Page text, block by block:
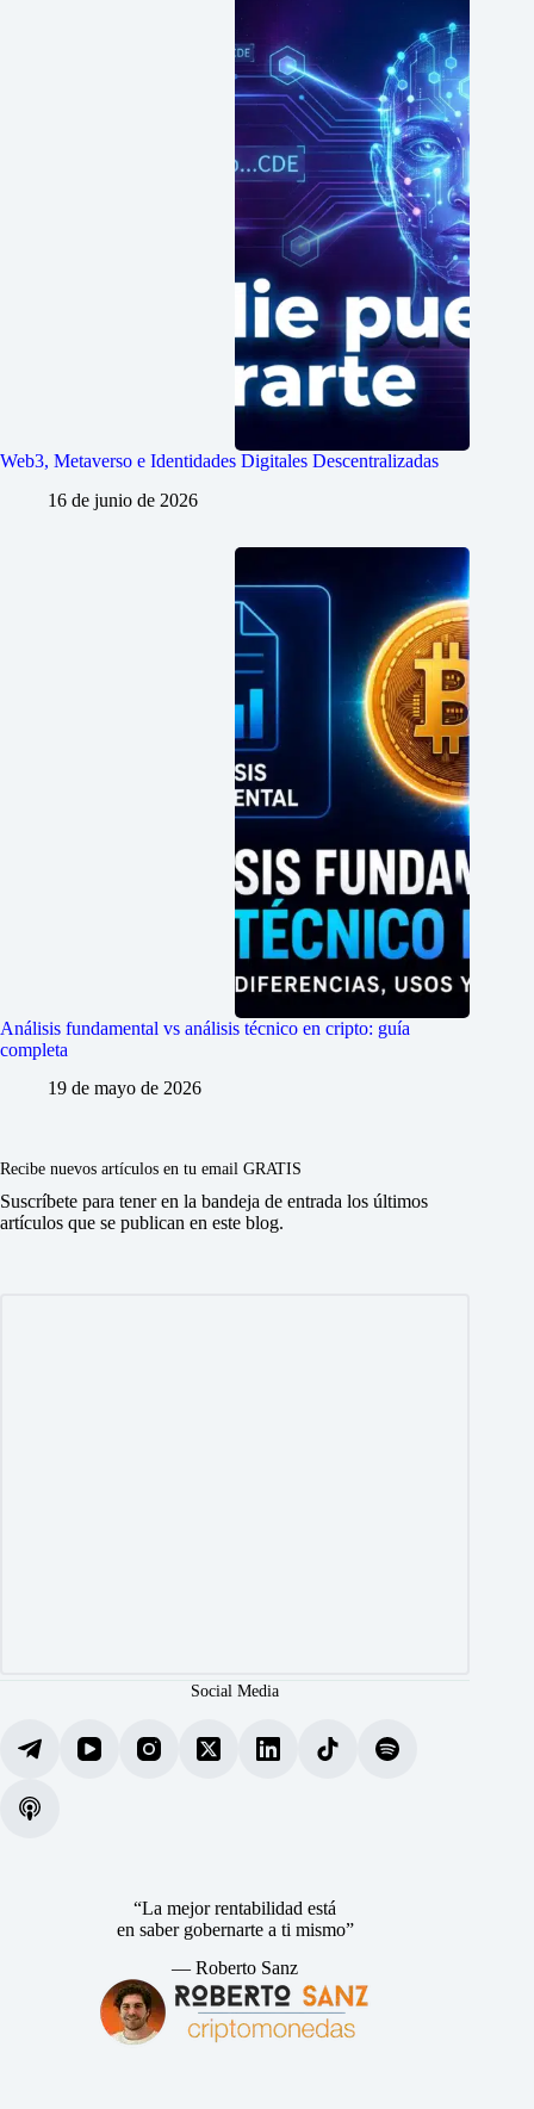
Web3, Metaverso e Identidades Digitales Descentralizadas
16 de junio de 2026
Análisis fundamental vs análisis técnico en cripto: guía
completa
19 de mayo de 2026
Recibe nuevos artículos en tu email GRATIS
Suscríbete para tener en la bandeja de entrada los últimos
artículos que se publican en este blog.
Social Media
“La mejor rentabilidad está
en saber gobernarte a ti mismo”
— Roberto Sanz